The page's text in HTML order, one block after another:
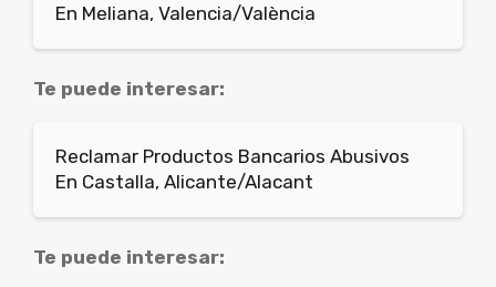
En Meliana, Valencia/València
Te puede interesar:
Reclamar Productos Bancarios Abusivos
En Castalla, Alicante/Alacant
Te puede interesar: